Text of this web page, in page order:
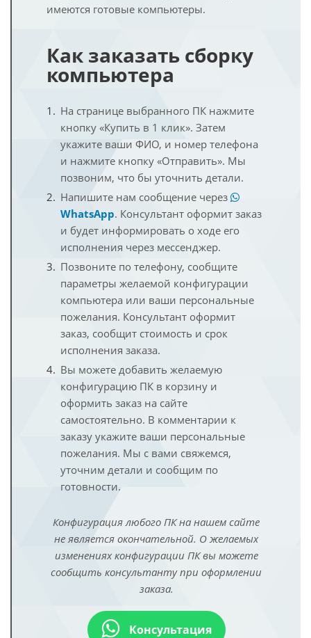
имеются готовые компьютеры.
Как заказать сборку
компьютера
На странице выбранного ПК нажмите
кнопку «Купить в 1 клик». Затем
укажите ваши ФИО, и номер телефона
и нажмите кнопку «Отправить». Мы
позвоним, что бы уточнить детали.
Напишите нам сообщение через
WhatsApp. Консультант оформит заказ
и будет информировать о ходе его
исполнения через мессенджер.
Позвоните по телефону, сообщите
параметры желаемой конфигурации
компьютера или ваши персональные
пожелания. Консультант оформит
заказ, сообщит стоимость и срок
исполнения заказа.
Вы можете добавить желаемую
конфигурацию ПК в корзину и
оформить заказ на сайте
самостоятельно. В комментарии к
заказу укажите ваши персональные
пожелания. Мы с вами свяжемся,
уточним детали и сообщим по
готовности.
Конфигурация любого ПК на нашем сайте
не является окончательной. О желаемых
изменениях конфигурации ПК вы можете
сообщить консультанту при оформлении
заказа.
Консультация